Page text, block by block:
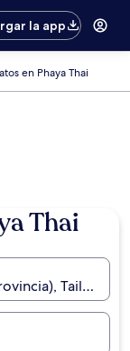
la app
en Phaya Thai
Thai
Tailandia